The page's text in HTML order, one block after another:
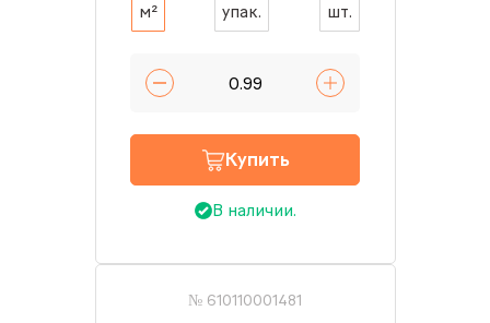
м² упак. шт.
Купить
В наличии.
№ 610110001481